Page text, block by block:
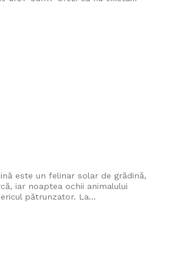
este un felinar solar de grădină,
iar noaptea ochii animalului
pătrunzator. La...